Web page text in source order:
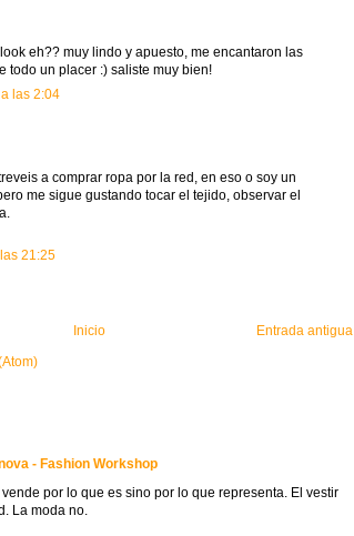
eh?? muy lindo y apuesto, me encantaron las
todo un placer :) saliste muy bien!
las 2:04
a comprar ropa por la red, en eso o soy un
me sigue gustando tocar el tejido, observar el
21:25
Entrada antigua
Inicio
- Fashion Workshop
por lo que es sino por lo que representa. El vestir
La moda no.